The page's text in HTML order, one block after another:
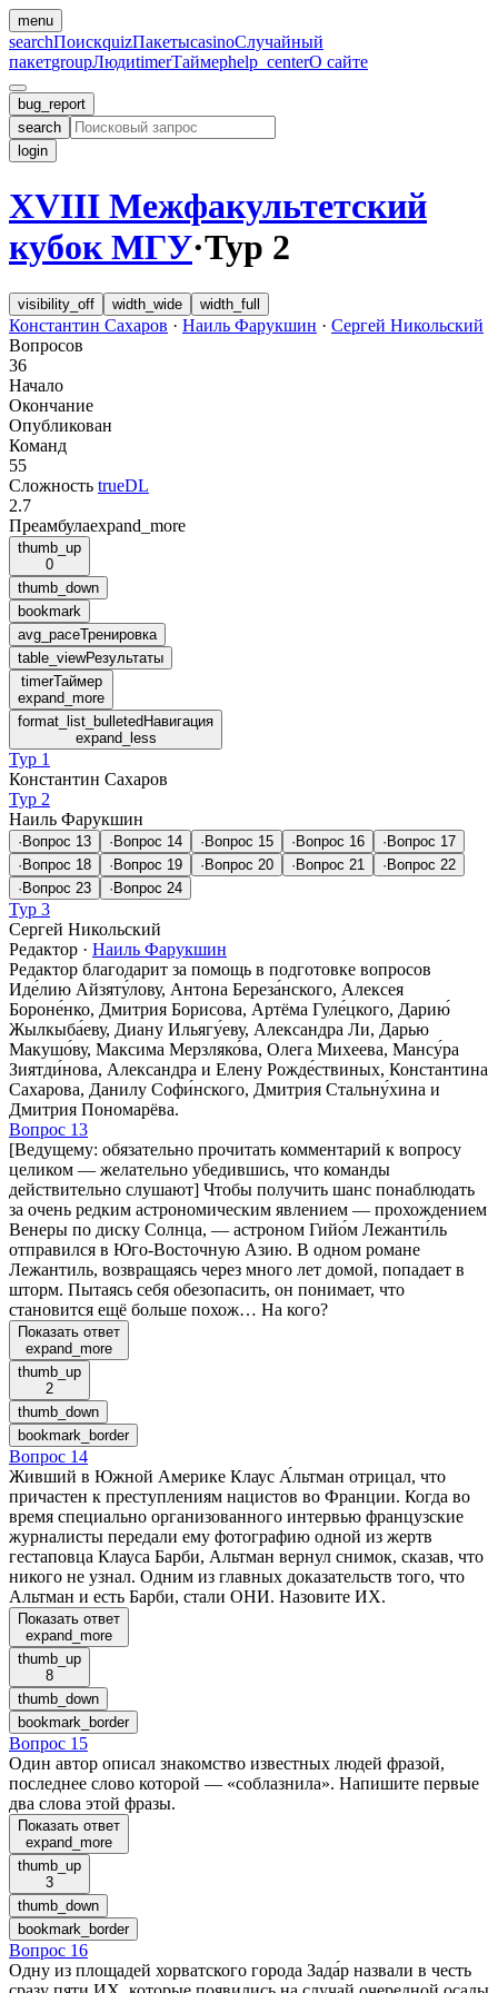
menu
searchПоискquizПакетыcasinoСлучайный
пакетgroupЛюдиtimerТаймерhelp_centerО сайте
bug_report
search
login
XVIII Межфакультетский
кубок МГУ·Тур 2
visibility_off width_wide width_full
Константин Сахаров · Наиль Фарукшин · Сергей Никольский
Вопросов
36
Начало
Окончание
Опубликован
Команд
55
Сложность trueDL
2.7
Преамбулаexpand_more
thumb_up
0
thumb_down
bookmark
avg_paceТренировка
table_viewРезультаты
timerТаймер
expand_more
format_list_bulleted Навигация
expand_less
Тур 1
Константин Сахаров
Тур 2
Наиль Фарукшин
· Вопрос 13 · Вопрос 14 · Вопрос 15 · Вопрос 16 · Вопрос 17
· Вопрос 18 · Вопрос 19 · Вопрос 20 · Вопрос 21 · Вопрос 22
· Вопрос 23 · Вопрос 24
Тур 3
Сергей Никольский
Редактор · Наиль Фарукшин
Редактор благодарит за помощь в подготовке вопросов
Иде́лию Айзяту́лову, Антона Береза́нского, Алексея
Бороне́нко, Дмитрия Борисова, Артёма Гуле́цкого, Дарию́
Жылкыба́еву, Диану Ильягу́еву, Александра Ли, Дарью
Макушо́ву, Максима Мерзляко́ва, Олега Михеева, Мансу́ра
Зиятди́нова, Александра и Елену Рожде́ствиных, Константина
Сахарова, Данилу Софи́нского, Дмитрия Стальну́хина и
Дмитрия Пономарёва.
Вопрос 13
[Ведущему: обязательно прочитать комментарий к вопросу
целиком — желательно убедившись, что команды
действительно слушают] Чтобы получить шанс понаблюдать
за очень редким астрономическим явлением — прохождением
Венеры по диску Солнца, — астроном Гийо́м Лежанти́ль
отправился в Юго-Восточную Азию. В одном романе
Лежантиль, возвращаясь через много лет домой, попадает в
шторм. Пытаясь себя обезопасить, он понимает, что
становится ещё больше похож… На кого?
Показать ответ
expand_more
thumb_up
2
thumb_down
bookmark_border
Вопрос 14
Живший в Южной Америке Клаус А́льтман отрицал, что
причастен к преступлениям нацистов во Франции. Когда во
время специально организованного интервью французские
журналисты передали ему фотографию одной из жертв
гестаповца Клауса Барби, Альтман вернул снимок, сказав, что
никого не узнал. Одним из главных доказательств того, что
Альтман и есть Барби, стали ОНИ. Назовите ИХ.
Показать ответ
expand_more
thumb_up
8
thumb_down
bookmark_border
Вопрос 15
Один автор описал знакомство известных людей фразой,
последнее слово которой — «соблазнила». Напишите первые
два слова этой фразы.
Показать ответ
expand_more
thumb_up
3
thumb_down
bookmark_border
Вопрос 16
Одну из площадей хорватского города Зада́р назвали в честь